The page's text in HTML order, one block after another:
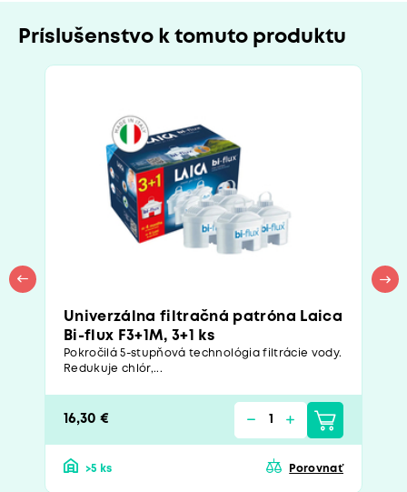
Príslušenstvo k tomuto produktu
Univerzálna filtračná patróna Laica
Bi-flux F3+1M, 3+1 ks
Pokročilá 5-stupňová technológia filtrácie vody.
Redukuje chlór,...
16,30 €
>5 ks Porovnať